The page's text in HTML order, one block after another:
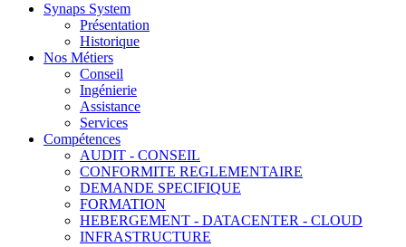
Synaps System
Présentation
Historique
Nos Métiers
Conseil
Ingénierie
Assistance
Services
Compétences
AUDIT - CONSEIL
CONFORMITE REGLEMENTAIRE
DEMANDE SPECIFIQUE
FORMATION
HEBERGEMENT - DATACENTER - CLOUD
INFRASTRUCTURE